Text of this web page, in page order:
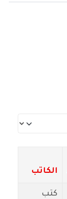
الكاتب
كتب